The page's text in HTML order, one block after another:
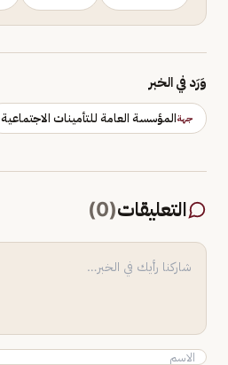
وَرَد في الخبر
جهةالمؤسسة العامة للتأمينات الاجتماعية
التعليقات(
0
)